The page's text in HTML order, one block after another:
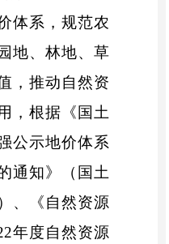
体系，规范农
地、林地、草
，推动自然资
，根据《国土
公示地价体系
通知》（国土
、
《自然资源
年度自然资源